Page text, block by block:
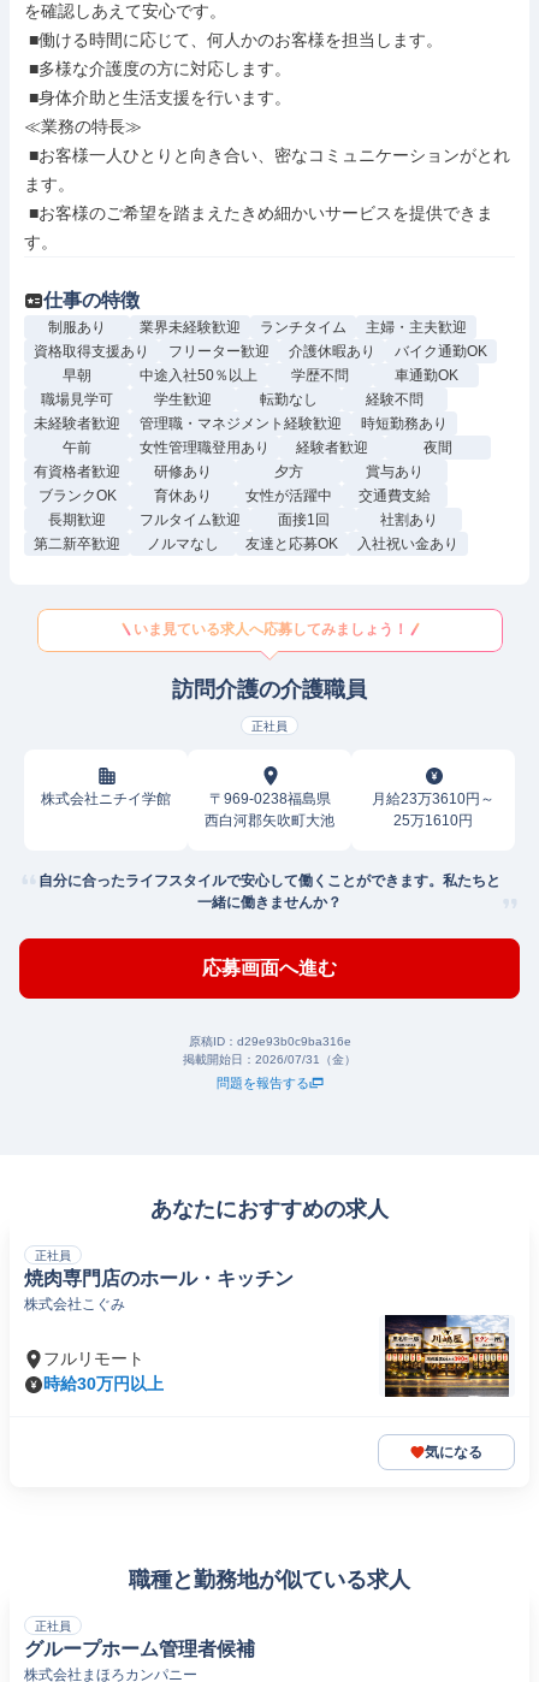
を確認しあえて安心です。
≪業務の特長≫
ます。
す。
仕事の特徴
制服あり 業界未経験歓迎 ランチタイム
主婦・主夫歓迎
資格取得支援あり
フリーター歓迎 介護休暇あり
バイク通勤OK
早朝
中途入社50％以上 学歴不問
車通勤OK
職場見学可
学生歓迎 転勤なし
経験不問
未経験者歓迎
管理職・マネジメント経験歓迎
時短勤務あり
午前
女性管理職登用あり 経験者歓迎
夜間
有資格者歓迎
研修あり 夕方
賞与あり
ブランクOK
育休あり 女性が活躍中
交通費支給
長期歓迎
フルタイム歓迎 面接1回
社割あり
第二新卒歓迎
ノルマなし 友達と応募OK 入社祝い金あり
いま見ている求人へ応募してみましょう！
訪問介護の介護職員
正社員
株式会社ニチイ学館
〒969-0238福島県
西白河郡矢吹町大池
月給23万3610円～
25万1610円
自分に合ったライフスタイルで安心して働くことができます。私たちと
一緒に働きませんか？
応募画面へ進む
原稿ID： d29e93b0c9ba316e
掲載開始日： 2026/07/31（金）
問題を報告する
あなたにおすすめの求人
正社員
焼肉専門店のホール・キッチン
株式会社こぐみ
フルリモート
時給30万円以上
気になる
職種と勤務地が似ている求人
正社員
グループホーム管理者候補
株式会社まほろカンパニー